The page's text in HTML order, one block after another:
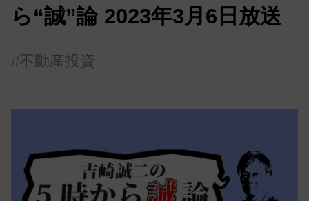
ら“誠”論 2023年3月6日放送
#不動産投資